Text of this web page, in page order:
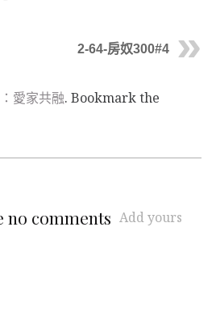
2-64-房奴300#4
愛家共融. Bookmark the
no comments Add yours